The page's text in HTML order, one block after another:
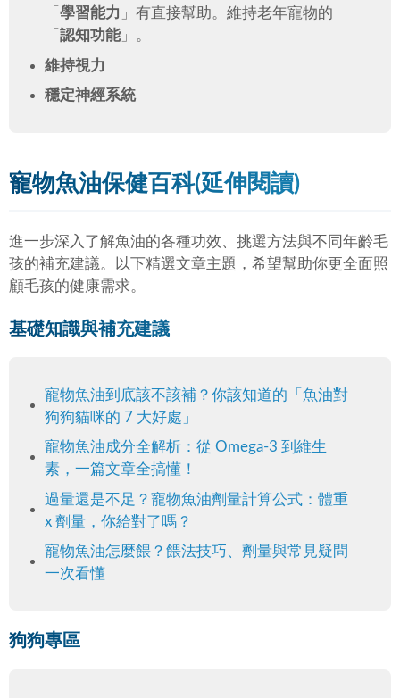
「 學習能力 」有直接幫助。維持老年寵物的
「 認知功能」。
維持視力
穩定神經系統
寵物魚油保健百科(延伸閱讀)
進一步深入了解魚油的各種功效、挑選方法與不同年齡毛
孩的補充建議。以下精選文章主題，希望幫助你更全面照
顧毛孩的健康需求。
基礎知識與補充建議
寵物魚油到底該不該補？你該知道的「魚油對
狗狗貓咪的 7 大好處」
寵物魚油成分全解析：從 Omega-3 到維生
素，一篇文章全搞懂！
過量還是不足？寵物魚油劑量計算公式：體重
x 劑量，你給對了嗎？
寵物魚油怎麼餵？餵法技巧、劑量與常見疑問
一次看懂
狗狗專區